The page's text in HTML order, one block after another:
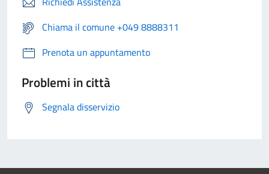
Chiama il comune +049 8888311
Prenota un appuntamento
Problemi in città
Segnala disservizio